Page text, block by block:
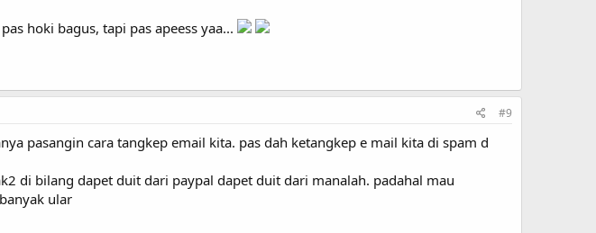
hoki bagus, tapi pas apeess yaa...
#9
pasangin cara tangkep email kita. pas dah ketangkep e mail kita di spam d
di bilang dapet duit dari paypal dapet duit dari manalah. padahal mau
ular